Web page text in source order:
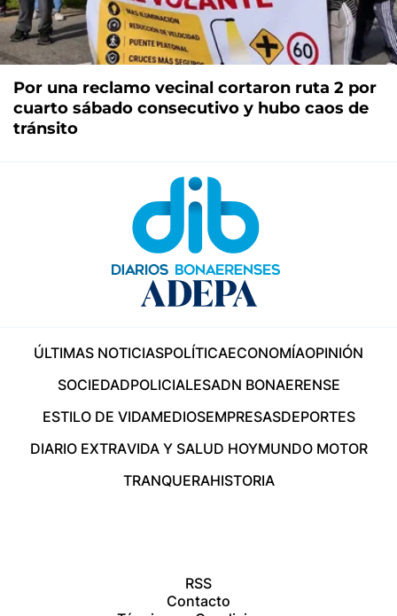
Por una reclamo vecinal cortaron ruta 2 por
cuarto sábado consecutivo y hubo caos de
tránsito
ÚLTIMAS NOTICIASPOLÍTICAECONOMÍAOPINIÓN
SOCIEDADPOLICIALESADN BONAERENSE
ESTILO DE VIDAMEDIOSEMPRESASDEPORTES
DIARIO EXTRAVIDA Y SALUD HOYMUNDO MOTOR
TRANQUERAHISTORIA
RSS
Contacto